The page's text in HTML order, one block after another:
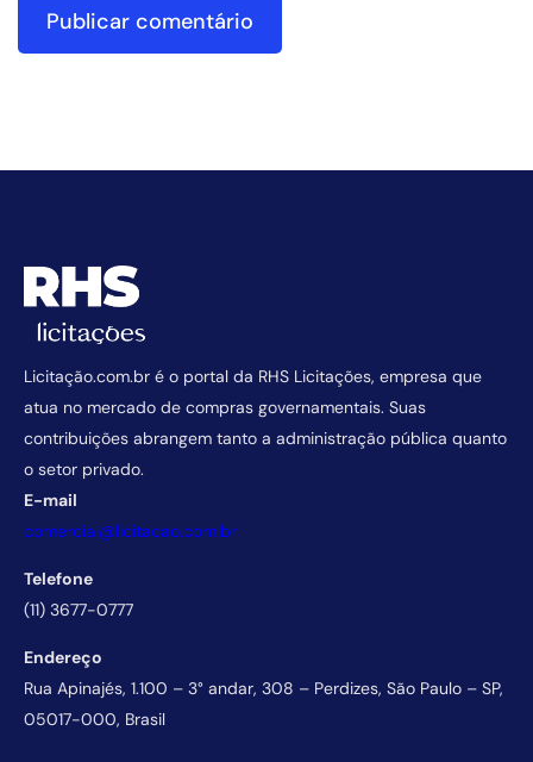
Licitação.com.br é o portal da RHS Licitações, empresa que
atua no mercado de compras governamentais. Suas
contribuições abrangem tanto a administração pública quanto
o setor privado.
E-mail
comercial@licitacao.com.br
Telefone
(11) 3677-0777
Endereço
Rua Apinajés, 1.100 – 3° andar, 308 – Perdizes, São Paulo – SP,
05017-000, Brasil